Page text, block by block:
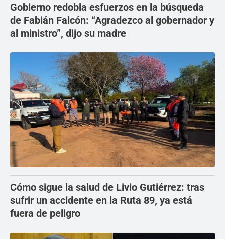
Gobierno redobla esfuerzos en la búsqueda
de Fabián Falcón: “Agradezco al gobernador y
al ministro”, dijo su madre
Cómo sigue la salud de Livio Gutiérrez: tras
sufrir un accidente en la Ruta 89, ya está
fuera de peligro